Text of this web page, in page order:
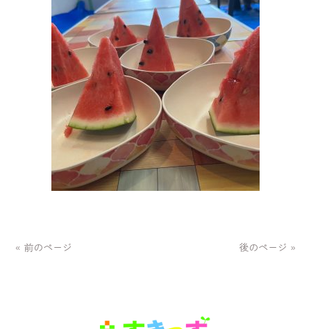
« 前のページ 後のページ »